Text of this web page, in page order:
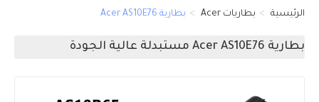
الرئيسية بطاريات Acer بطارية Acer AS10E76
بطارية Acer AS10E76 مستبدلة عالية الجودة